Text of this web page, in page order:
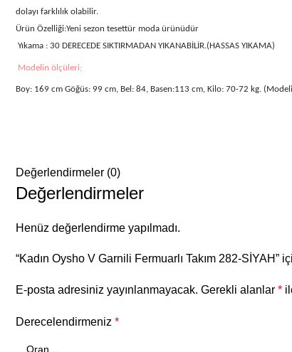
dolayı farklılık olabilir.
Ürün Özelliği:Yeni sezon tesettür moda ürünüdür
Yıkama : 30 DERECEDE SIKTIRMADAN YIKANABİLİR.(HASSAS YIKAMA)
Modelin ölçüleri;
Boy: 169 cm Göğüs: 99 cm, Bel: 84, Basen:113 cm, Kilo: 70-72 kg.
Değerlendirmeler (0)
Değerlendirmeler
Henüz değerlendirme yapılmadı.
“Kadın Oysho V Garnili Fermuarlı Takım 282-SİYAH”
E-posta adresiniz yayınlanmayacak. Gerekli alanlar *
Derecelendirmeniz *